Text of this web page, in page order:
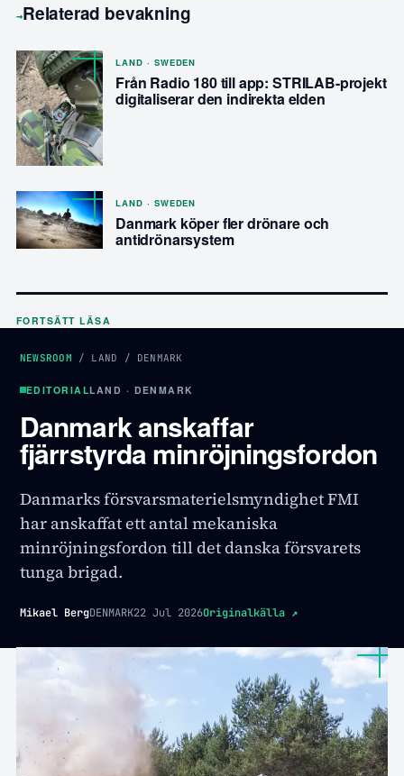
→Relaterad bevakning
LAND · SWEDEN
Från Radio 180 till app: STRILAB-projekt
digitaliserar den indirekta elden
LAND · SWEDEN
Danmark köper fler drönare och
antidrönarsystem
FORTSÄTT LÄSA
NEWSROOM / LAND / DENMARK
EDITORIALLAND · DENMARK
Danmark anskaffar
fjärrstyrda minröjningsfordon
Danmarks försvarsmaterielsmyndighet FMI
har anskaffat ett antal mekaniska
minröjningsfordon till det danska försvarets
tunga brigad.
Mikael BergDENMARK22 Jul 2026Originalkälla ↗